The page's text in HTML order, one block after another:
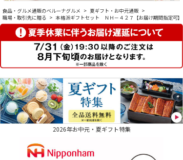
食品・グルメ通販のベルーナグルメ > 夏ギフト・お中元通販 >
職場・取引先に贈る > 本格派ギフトセット ＮＨ－４２７【お届け期間指定可】
2026年お中元・夏ギフト特集